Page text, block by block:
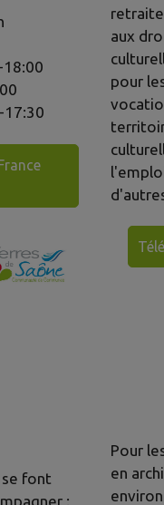
17:30
aux
pour
se font
:
Pour
en